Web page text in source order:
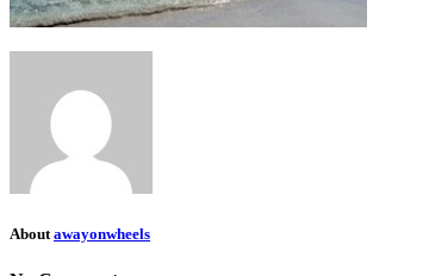
About awayonwheels